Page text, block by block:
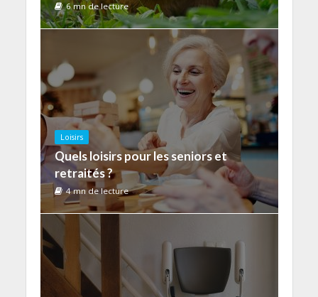
6 mn de lecture
Loisirs
Quels loisirs pour les seniors et
retraités ?
4 mn de lecture